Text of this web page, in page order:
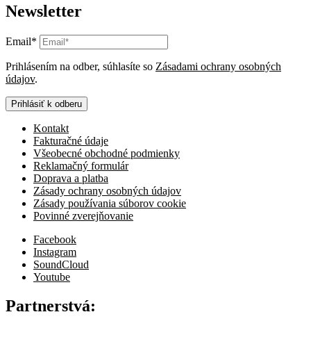
Newsletter
Email*
Prihlásením na odber, súhlasíte so Zásadami ochrany osobných
údajov.
Prihlásiť k odberu
Kontakt
Fakturačné údaje
Všeobecné obchodné podmienky
Reklamačný formulár
Doprava a platba
Zásady ochrany osobných údajov
Zásady používania súborov cookie
Povinné zverejňovanie
Facebook
Instagram
SoundCloud
Youtube
Partnerstvá: